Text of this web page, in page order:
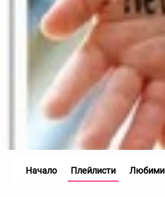
Начало Плейлисти Любими